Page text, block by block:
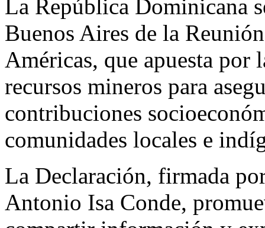
La República Dominicana
Buenos Aires de la
Américas, que apuesta por
recursos mineros para
contribuciones
comunidades locales e
La Declaración, firmada
Antonio Isa Conde,